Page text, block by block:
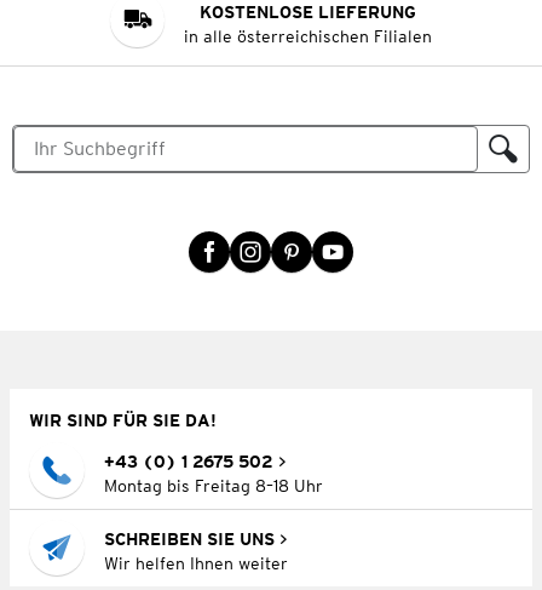
KOSTENLOSE LIEFERUNG
in alle österreichischen Filialen
WIR SIND FÜR SIE DA!
+43 (0) 1 2675 502
Montag bis Freitag 8–18 Uhr
SCHREIBEN SIE UNS
Wir helfen Ihnen weiter